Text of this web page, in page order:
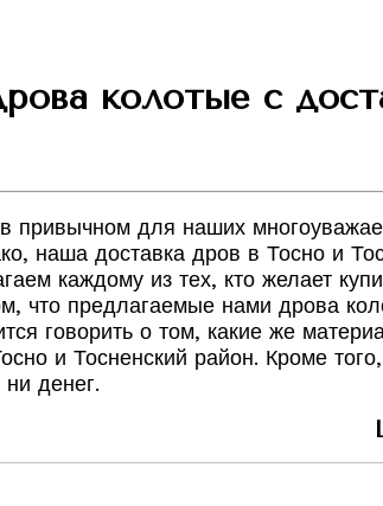
колотые с
привычном для наших
наша доставка дров в Тосно и
каждому из тех, кто желает
что предлагаемые нами дрова
говорить о том, какие же
и Тосненский район. Кроме
денег.